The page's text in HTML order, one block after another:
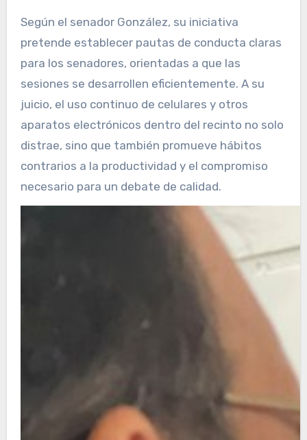
Según el senador González, su iniciativa
pretende establecer pautas de conducta claras
para los senadores, orientadas a que las
sesiones se desarrollen eficientemente. A su
juicio, el uso continuo de celulares y otros
aparatos electrónicos dentro del recinto no solo
distrae, sino que también promueve hábitos
contrarios a la productividad y el compromiso
necesario para un debate de calidad.